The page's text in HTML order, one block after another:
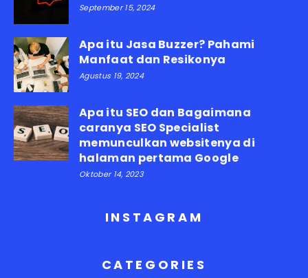
September 15, 2024
Apa itu Jasa Buzzer? Pahami
Manfaat dan Resikonya
Agustus 19, 2024
Apa itu SEO dan Bagaimana
caranya SEO Specialist
memunculkan websitenya di
halaman pertama Google
Oktober 14, 2023
INSTAGRAM
CATEGORIES